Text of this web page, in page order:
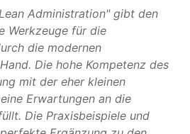
Administration" gibt den
Werkzeuge für die
die modernen
Die hohe Kompetenz des
mit der eher kleinen
Erwartungen an die
Die Praxisbeispiele und